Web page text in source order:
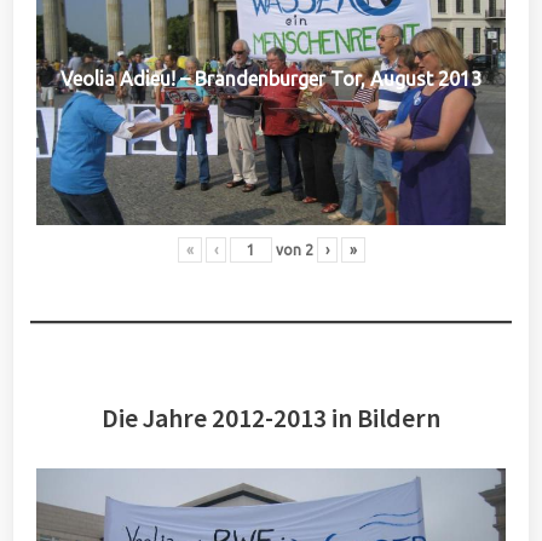
Veolia Adieu! – Brandenburger Tor, August 2013
« ‹ von 2 › »
Die Jahre 2012-2013 in Bildern